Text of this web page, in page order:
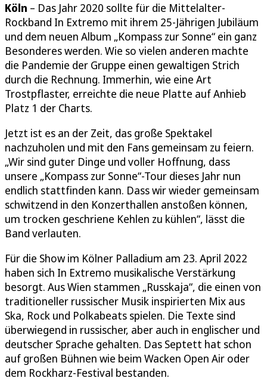
Köln – Das Jahr 2020 sollte für die Mittelalter-
Rockband In Extremo mit ihrem 25-Jährigen Jubiläum
und dem neuen Album „Kompass zur Sonne“ ein ganz
Besonderes werden. Wie so vielen anderen machte
die Pandemie der Gruppe einen gewaltigen Strich
durch die Rechnung. Immerhin, wie eine Art
Trostpflaster, erreichte die neue Platte auf Anhieb
Platz 1 der Charts.
Jetzt ist es an der Zeit, das große Spektakel
nachzuholen und mit den Fans gemeinsam zu feiern.
„Wir sind guter Dinge und voller Hoffnung, dass
unsere „Kompass zur Sonne“-Tour dieses Jahr nun
endlich stattfinden kann. Dass wir wieder gemeinsam
schwitzend in den Konzerthallen anstoßen können,
um trocken geschriene Kehlen zu kühlen“, lässt die
Band verlauten.
Für die Show im Kölner Palladium am 23. April 2022
haben sich In Extremo musikalische Verstärkung
besorgt. Aus Wien stammen „Russkaja“, die einen von
traditioneller russischer Musik inspirierten Mix aus
Ska, Rock und Polkabeats spielen. Die Texte sind
überwiegend in russischer, aber auch in englischer und
deutscher Sprache gehalten. Das Septett hat schon
auf großen Bühnen wie beim Wacken Open Air oder
dem Rockharz-Festival bestanden.